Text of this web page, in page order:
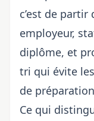
c’est de
employeur,
diplôme, et
tri qui évite
de
Ce qui